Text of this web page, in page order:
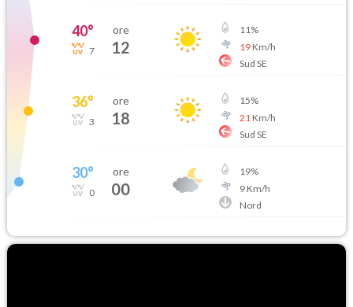
40°
7
ore
12
11%
19Km/h
Sud SE
36°
3
ore
18
15%
21 Km/h
Sud SE
30°
0
ore
00
19%
9Km/h
Nord